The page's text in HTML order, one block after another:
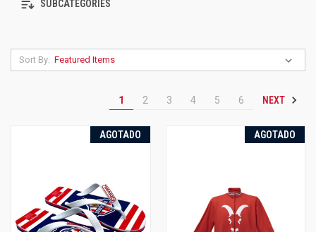
SUBCATEGORIES
Sort By:
1 2 3 4 5 6 NEXT
AGOTADO AGOTADO